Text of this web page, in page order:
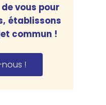
vous pour
éta­blis­sons
commun !
!